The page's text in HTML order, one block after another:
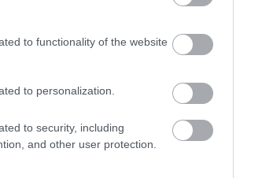
to functionality of the website
to personalization.
to security, including
and other user protection.
arcmása volt a
Clint Eastwood
alkotásokba illő
is használt
A német színházi